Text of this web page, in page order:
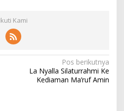
Ikuti Kami
Pos berikutnya
La Nyalla Silaturrahmi Ke
Kediaman Ma’ruf Amin